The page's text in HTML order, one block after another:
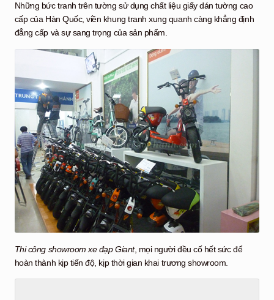
Những bức tranh trên tường sử dụng chất liệu giấy dán tường cao
cấp của Hàn Quốc, viền khung tranh xung quanh càng khẳng định
đẳng cấp và sự sang trọng của sản phẩm.
Thi công showroom xe đạp Giant, mọi người đều cố hết sức để
hoàn thành kịp tiến độ, kịp thời gian khai trương showroom.